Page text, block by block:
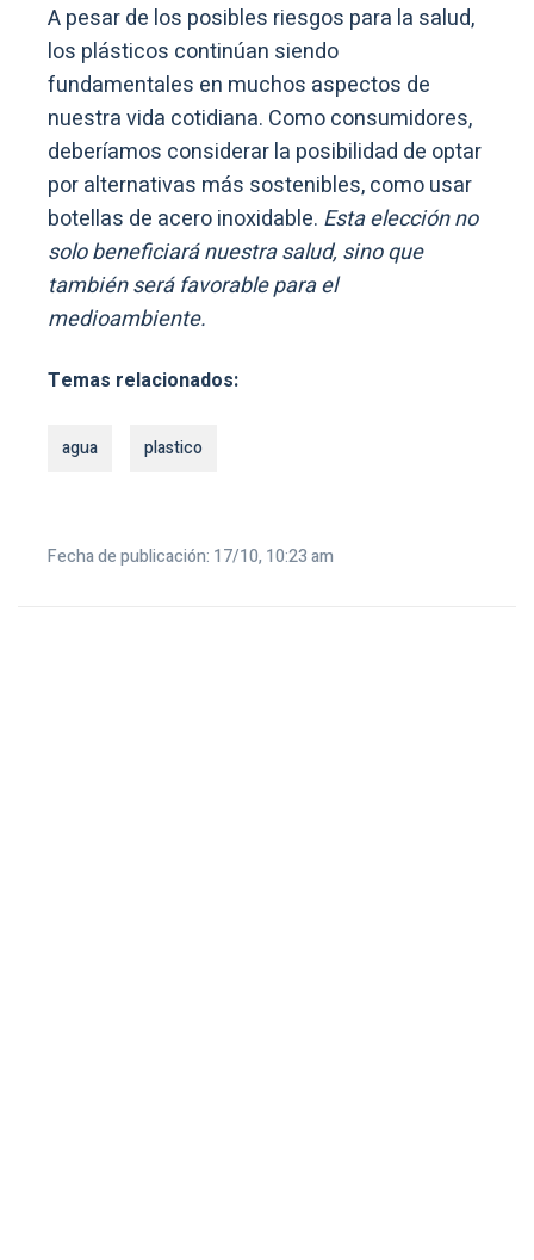
A pesar de los posibles riesgos para la salud,
los plásticos continúan siendo
fundamentales en muchos aspectos de
nuestra vida cotidiana. Como consumidores,
deberíamos considerar la posibilidad de optar
por alternativas más sostenibles, como usar
botellas de acero inoxidable. Esta elección no
solo beneficiará nuestra salud, sino que
también será favorable para el
medioambiente.
Temas relacionados:
agua plastico
Fecha de publicación: 17/10, 10:23 am